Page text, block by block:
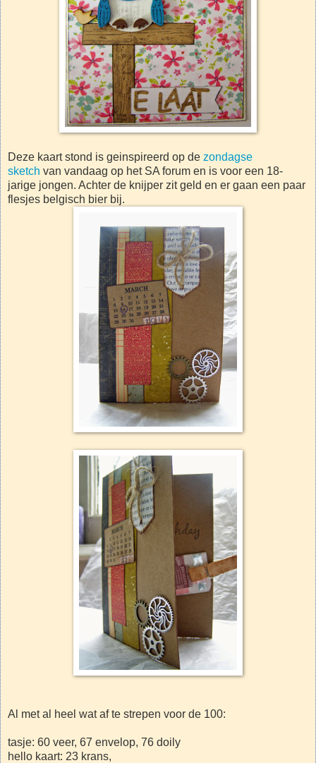
Deze kaart stond is geinspireerd op de zondagse
sketch van vandaag op het SA forum en is voor een 18-
jarige jongen. Achter de knijper zit geld en er gaan een paar
flesjes belgisch bier bij.
Al met al heel wat af te strepen voor de 100:
tasje: 60 veer, 67 envelop, 76 doily
hello kaart: 23 krans,